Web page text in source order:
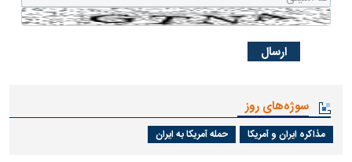
سوژه‌های روز
مذاکره ایران و آمریکا حمله آمریکا به ایران